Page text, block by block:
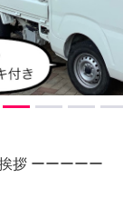
拶 ーーーーー